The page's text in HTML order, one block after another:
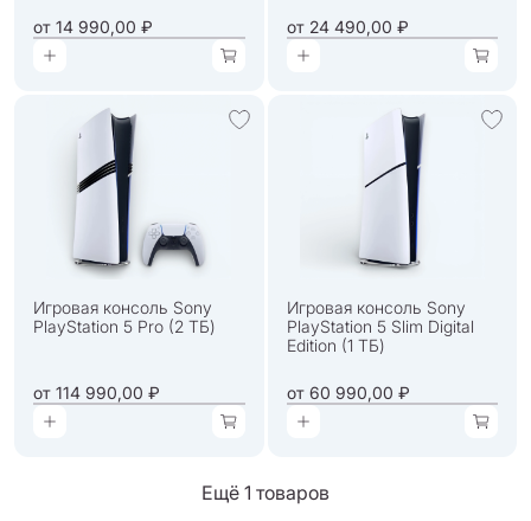
от 14 990,00 ₽
от24 490,00 ₽
Игровая консоль Sony
PlayStation 5 Pro (2 ТБ)
от 114 990,00 ₽
Игровая консоль Sony
PlayStation 5 Slim Digital
Edition (1 ТБ)
от60 990,00 ₽
Ещё 1 товаров